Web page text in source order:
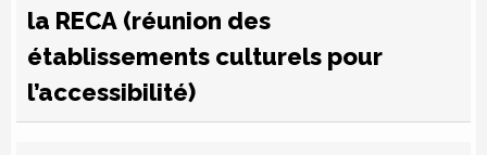
la RECA (réunion des
établissements culturels pour
l’accessibilité)